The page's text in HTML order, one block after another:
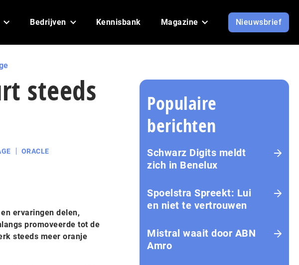
Bedrijven Kennisbank Magazine Nieuwsbrief
steeds
ORACLE
ervaringen delen,
promoveerde tot de
steeds meer oranje
Populaire
berichten
Schwarz Digits meldt
zich in Benelux
Spoelstra Spreekt: Lui
en niet te vertrouwen
Mistral waait door ABN
Amro